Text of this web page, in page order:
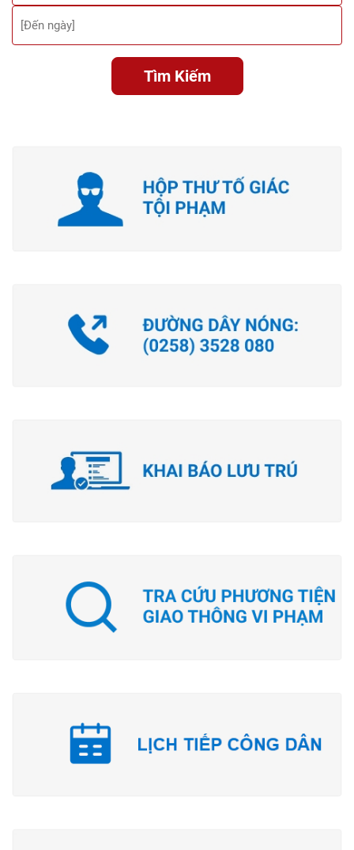
Tìm Kiếm